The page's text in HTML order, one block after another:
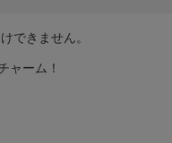
できません。
ャーム！